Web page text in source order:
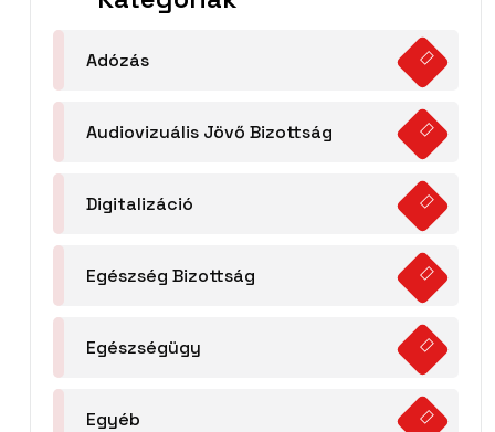
Adózás
Audiovizuális Jövő Bizottság
Digitalizáció
Egészség Bizottság
Egészségügy
Egyéb